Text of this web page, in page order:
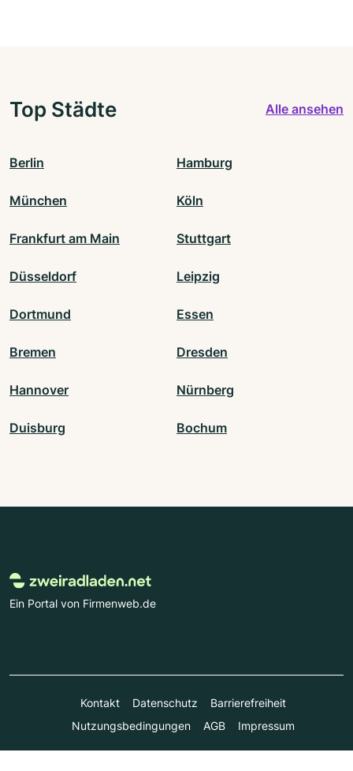
Top Städte Alle ansehen
Berlin Hamburg
München Köln
Frankfurt am Main Stuttgart
Düsseldorf Leipzig
Dortmund Essen
Bremen Dresden
Hannover Nürnberg
Duisburg Bochum
Ein Portal von Firmenweb.de
Kontakt Datenschutz
Barrierefreiheit
Nutzungsbedingungen
AGB Impressum